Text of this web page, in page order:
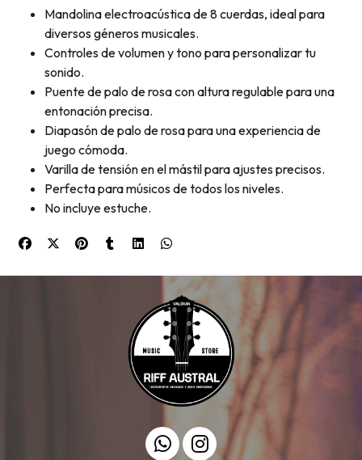
Mandolina electroacústica de 8 cuerdas, ideal para
diversos géneros musicales.
Controles de volumen y tono para personalizar tu
sonido.
Puente de palo de rosa con altura regulable para una
entonación precisa.
Diapasón de palo de rosa para una experiencia de
juego cómoda.
Varilla de tensión en el mástil para ajustes precisos.
Perfecta para músicos de todos los niveles.
No incluye estuche.